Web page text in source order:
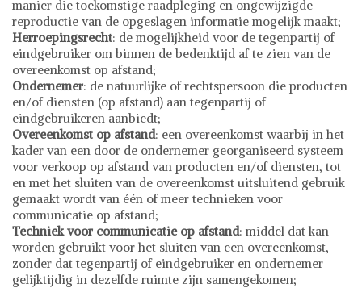
manier die toekomstige raadpleging en ongewijzigde
reproductie van de opgeslagen informatie mogelijk maakt;
Herroepingsrecht: de mogelijkheid voor de tegenpartij of
eindgebruiker om binnen de bedenktijd af te zien van de
overeenkomst op afstand;
Ondernemer: de natuurlijke of rechtspersoon die producten
en/of diensten (op afstand) aan tegenpartij of
eindgebruikeren aanbiedt;
Overeenkomst op afstand: een overeenkomst waarbij in het
kader van een door de ondernemer georganiseerd systeem
voor verkoop op afstand van producten en/of diensten, tot
en met het sluiten van de overeenkomst uitsluitend gebruik
gemaakt wordt van één of meer technieken voor
communicatie op afstand;
Techniek voor communicatie op afstand: middel dat kan
worden gebruikt voor het sluiten van een overeenkomst,
zonder dat tegenpartij of eindgebruiker en ondernemer
gelijktijdig in dezelfde ruimte zijn samengekomen;